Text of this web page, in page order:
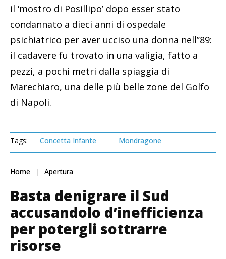
il ‘mostro di Posillipo’ dopo esser stato
condannato a dieci anni di ospedale
psichiatrico per aver ucciso una donna nell’’89:
il cadavere fu trovato in una valigia, fatto a
pezzi, a pochi metri dalla spiaggia di
Marechiaro, una delle più belle zone del Golfo
di Napoli.
Tags: Concetta Infante Mondragone
Home Apertura
Basta denigrare il Sud
accusandolo d’inefficienza
per potergli sottrarre
risorse